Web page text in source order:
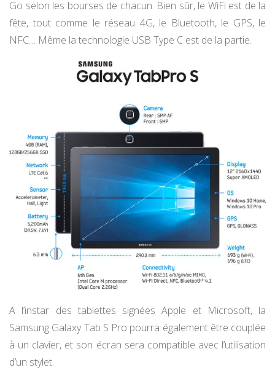
Go selon les bourses de chacun. Bien sûr, le WiFi est de la
fête, tout comme le réseau 4G, le Bluetooth, le GPS, le
NFC… Même la technologie USB Type C est de la partie.
A l’instar des tablettes signées Apple et Microsoft, la
Samsung Galaxy Tab S Pro pourra également être couplée
à un clavier, et son écran sera compatible avec l’utilisation
d’un stylet.